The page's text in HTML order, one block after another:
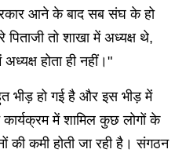
आने के बाद सब संघ के हो
तो शाखा में अध्यक्ष थे,
होता ही नहीं।"
भीड़ हो गई है और इस भीड़ में
में शामिल कुछ लोगों के
की कमी होती जा रही है। संगठन